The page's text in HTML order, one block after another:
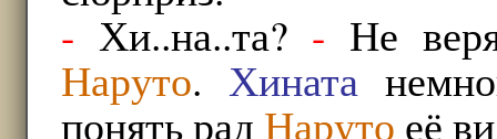
- Хи..на..та? - Не
Наруто.Хината
понять радНаруто её